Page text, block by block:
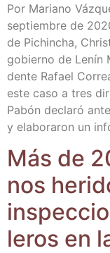
Por Mariano
sep­tiem­bre de
de Pichin­cha,
gobierno de Lenín
den­te Rafael
este caso a tres
Pabón decla­ró
y ela­bo­ra­ron un
Más de
nos
le­ros en